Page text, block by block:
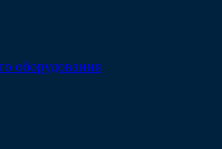
оборудования